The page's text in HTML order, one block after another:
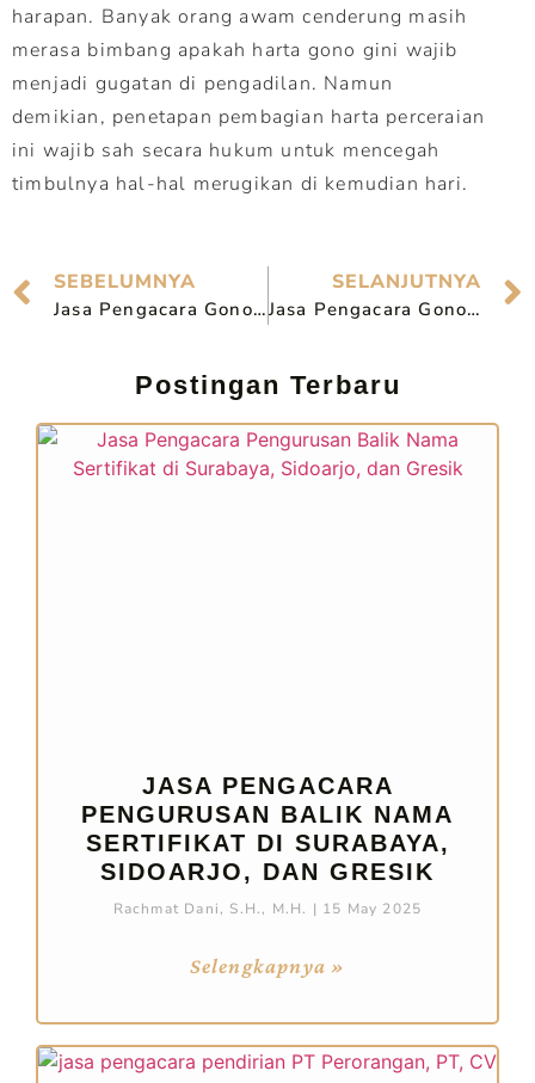
harapan. Banyak orang awam cenderung masih
merasa bimbang apakah harta gono gini wajib
menjadi gugatan di pengadilan. Namun
demikian, penetapan pembagian harta perceraian
ini wajib sah secara hukum untuk mencegah
timbulnya hal-hal merugikan di kemudian hari.
SEBELUMNYA
Jasa Pengacara Gono Gini di Bangil Terpercaya
SELANJUTNYA
Jasa Pengacara Gono Gini di Jombang Terpercaya
Postingan Terbaru
JASA PENGACARA
PENGURUSAN BALIK NAMA
SERTIFIKAT DI SURABAYA,
SIDOARJO, DAN GRESIK
Rachmat Dani, S.H., M.H. 15 May 2025
Selengkapnya »